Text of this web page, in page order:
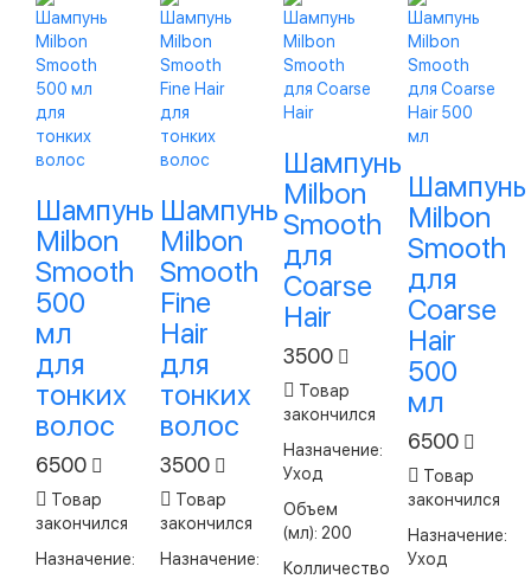
Шампунь
Milbon
Smooth
500
мл
для
тонких
волос
6500
Товар
закончился
Назначение:
Шампунь
Milbon
Smooth
Fine
Hair
для
тонких
волос
3500
Товар
закончился
Назначение:
Шампунь
Milbon
Smooth
для
Coarse
Hair
3500
Товар
закончился
Назначение:
Уход
Объем
(мл): 200
Колличество
Шампунь
Milbon
Smooth
для
Coarse
Hair
500
мл
6500
Товар
закончился
Назначение:
Уход